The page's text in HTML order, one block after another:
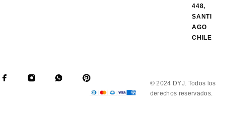
448,
SANTI
AGO
CHILE
© 2024 DYJ. Todos los
derechos reservados.